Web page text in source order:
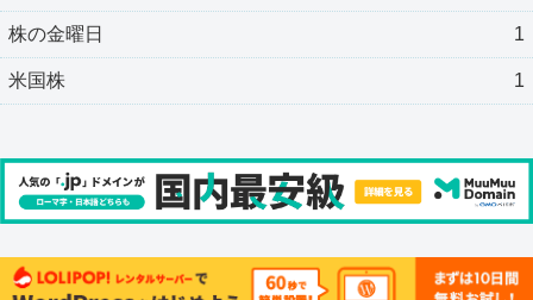
株の金曜日 1
米国株 1